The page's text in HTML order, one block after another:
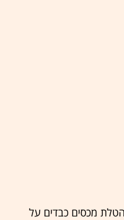
מכסים כבדים על